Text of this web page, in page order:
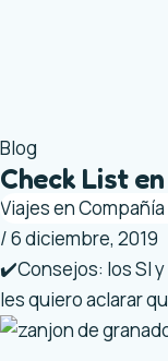
Blog
Check List
Viajes en Compañía
/6 diciembre, 2019
✔️Consejos: los SI y
les quiero aclarar